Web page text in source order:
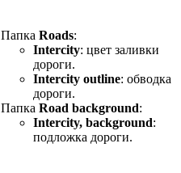
Папка Roads:
Intercity: цвет заливки
дороги.
Intercity outline: обводка
дороги.
Папка Road background:
Intercity, background:
подложка дороги.